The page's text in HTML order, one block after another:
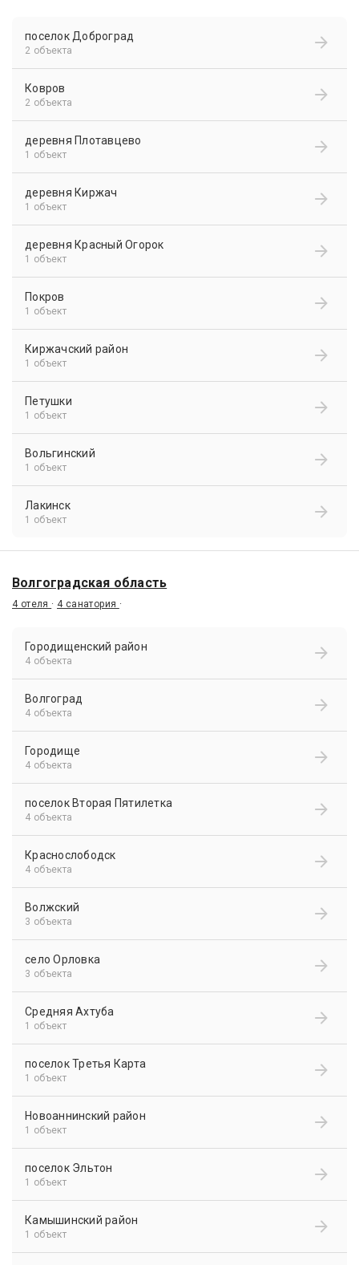
поселок Доброград
2 объекта
Ковров
2 объекта
деревня Плотавцево
1 объект
деревня Киржач
1 объект
деревня Красный Огорок
1 объект
Покров
1 объект
Киржачский район
1 объект
Петушки
1 объект
Вольгинский
1 объект
Лакинск
1 объект
Волгоградская область
4 отеля · 4 санатория ·
Городищенский район
4 объекта
Волгоград
4 объекта
Городище
4 объекта
поселок Вторая Пятилетка
4 объекта
Краснослободск
4 объекта
Волжский
3 объекта
село Орловка
3 объекта
Средняя Ахтуба
1 объект
поселок Третья Карта
1 объект
Новоаннинский район
1 объект
поселок Эльтон
1 объект
Камышинский район
1 объект